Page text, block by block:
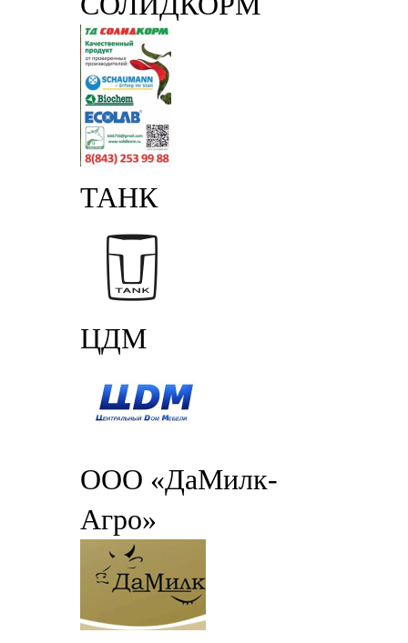
ТАНК
ЦДМ
ООО «ДаМилк-
Агро»